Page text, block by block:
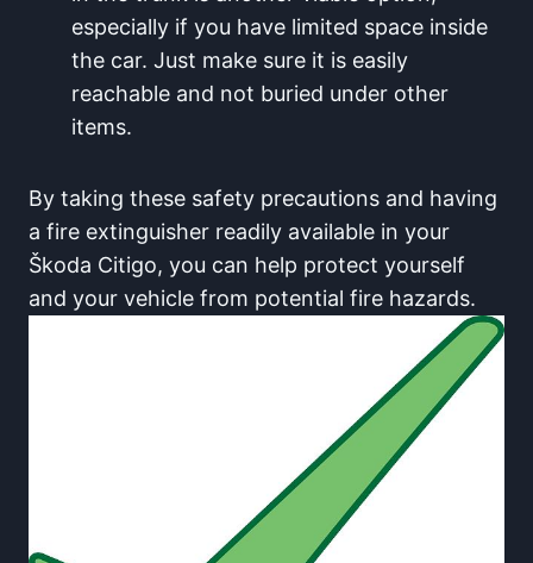
especially if you have limited space inside
the car. Just make sure it is easily
reachable and not buried under other
items.
By taking these safety precautions and having
a fire extinguisher readily available in your
Škoda Citigo, you can help protect yourself
and your vehicle from potential fire hazards.